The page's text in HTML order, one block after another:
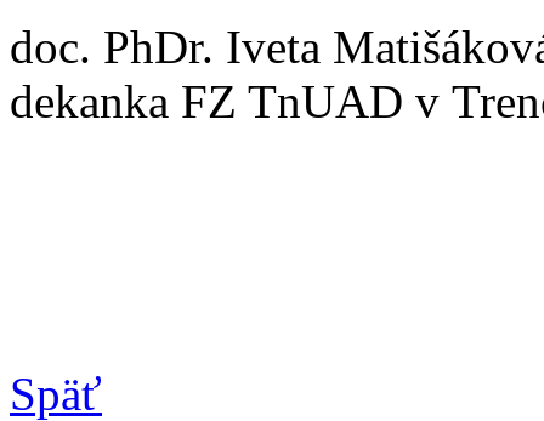
doc. PhDr. Iveta
dekanka FZ TnUAD v
Späť